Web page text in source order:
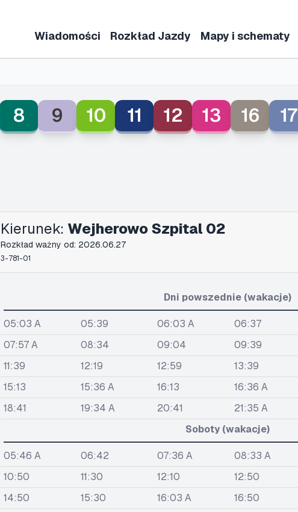
Wiadomości Rozkład Jazdy Mapy i schematy
8 9 10 11 12 13 16 17
Kierunek: Wejherowo Szpital 02
Rozkład ważny od: 2026.06.27
3-781-01
Dni powszednie (wakacje)
05:03 A 05:39 06:03 A 06:37
07:57 A
08:34 09:04 09:39
11:39
12:19 12:59 13:39
15:13
15:36 A 16:13 16:36 A
18:41
19:34 A 20:41
21:35 A
Soboty (wakacje)
05:46 A 06:42 07:36 A 08:33 A
10:50
11:30 12:10 12:50
14:50
15:30 16:03 A 16:50